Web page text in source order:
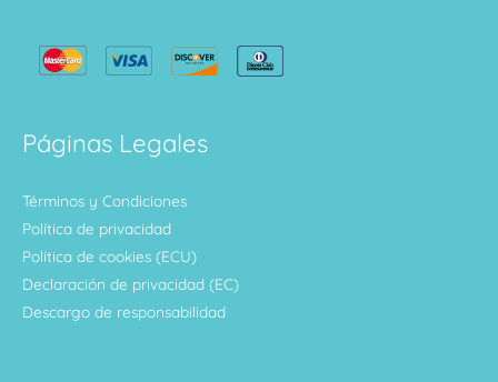
Páginas Legales
Términos y Condiciones
Política de privacidad
Política de cookies (ECU)
Declaración de privacidad (EC)
Descargo de responsabilidad